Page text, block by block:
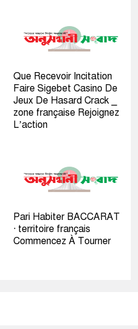
Que Recevoir Incitation
Faire Sigebet Casino De
Jeux De Hasard Crack _
zone française Rejoignez
L’action
Pari Habiter BACCARAT
· territoire français
Commencez À Tourner